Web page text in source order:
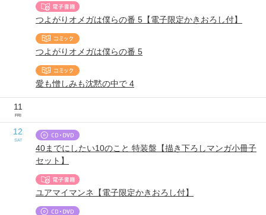
つよがりオメガは僕らの番 5【電子限定かきおろし付】
つよがりオメガは僕らの番 5
愛も憎しみも沈黙の中で 4
11
FRI
12
SAT
40までにしたい10のこと 特装盤【描き下ろしマンガ小冊子
セット】
ユアマイマンネ【電子限定かきおろし付】